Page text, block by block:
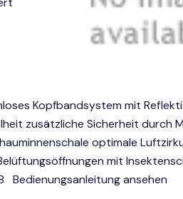
Kopfbandsystem mit
zusätzliche Sicherheit durch
optimale
mit
Bedienungsanleitung ansehen